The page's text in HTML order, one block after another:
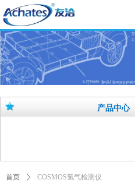
产品中心
首页 ꄲ COSMOS氢气检测仪